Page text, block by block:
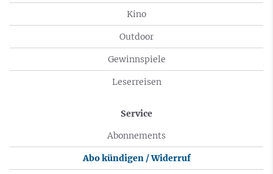
Kino
Outdoor
Gewinnspiele
Leserreisen
Service
Abonnements
Abo kündigen / Widerruf